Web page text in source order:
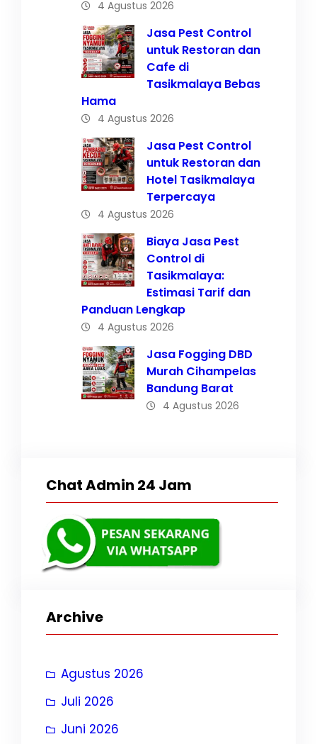
4 Agustus 2026
Jasa Pest Control
untuk Restoran dan
Cafe di
Tasikmalaya Bebas
Hama
4 Agustus 2026
Jasa Pest Control
untuk Restoran dan
Hotel Tasikmalaya
Terpercaya
4 Agustus 2026
Biaya Jasa Pest
Control di
Tasikmalaya:
Estimasi Tarif dan
Panduan Lengkap
4 Agustus 2026
Jasa Fogging DBD
Murah Cihampelas
Bandung Barat
4 Agustus 2026
Chat Admin 24 Jam
Archive
Agustus 2026
Juli 2026
Juni 2026